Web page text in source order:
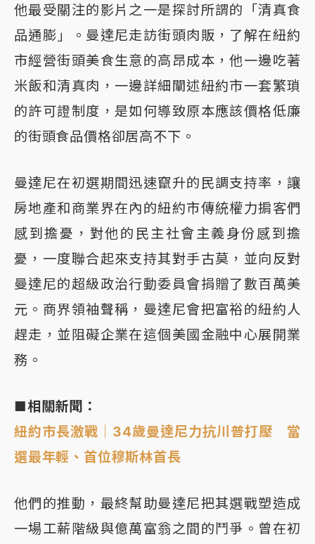
他最受關注的影片之一是探討所謂的「清真食
品通膨」。曼達尼走訪街頭肉販，了解在紐約
市經營街頭美食生意的高昂成本，他一邊吃著
米飯和清真肉，一邊詳細闡述紐約市一套繁瑣
的許可證制度，是如何導致原本應該價格低廉
的街頭食品價格卻居高不下。
曼達尼在初選期間迅速竄升的民調支持率，讓
房地產和商業界在內的紐約市傳統權力掮客們
感到擔憂，對他的民主社會主義身份感到擔
憂，一度聯合起來支持其對手古莫，並向反對
曼達尼的超級政治行動委員會捐贈了數百萬美
元。商界領袖聲稱，曼達尼會把富裕的紐約人
趕走，並阻礙企業在這個美國金融中心展開業
務。
■相關新聞：
紐約市長激戰｜34歲曼達尼力抗川普打壓 當
選最年輕、首位穆斯林首長
他們的推動，最終幫助曼達尼把其選戰塑造成
一場工薪階級與億萬富翁之間的鬥爭。曾在初